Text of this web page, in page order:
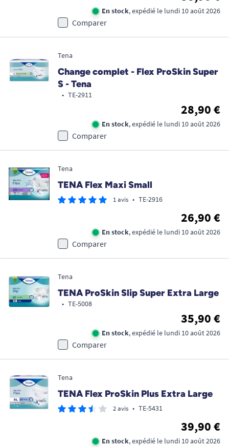
En stock, expédié le lundi 10 août 2026
Comparer
Tena
Change complet - Flex ProSkin Super
S - Tena
• TE-2911
28,90 €
En stock, expédié le lundi 10 août 2026
Comparer
Tena
TENA Flex Maxi Small
1 avis • TE-2916
26,90 €
En stock, expédié le lundi 10 août 2026
Comparer
Tena
TENA ProSkin Slip Super Extra Large
• TE-5008
35,90 €
En stock, expédié le lundi 10 août 2026
Comparer
Tena
TENA Flex ProSkin Plus Extra Large
2 avis • TE-5431
39,90 €
En stock, expédié le lundi 10 août 2026